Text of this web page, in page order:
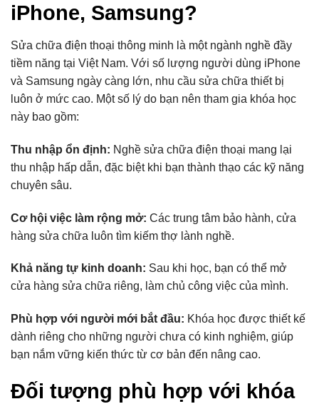
iPhone, Samsung?
Sửa chữa điện thoại thông minh là một ngành nghề đầy
tiềm năng tại Việt Nam. Với số lượng người dùng iPhone
và Samsung ngày càng lớn, nhu cầu sửa chữa thiết bị
luôn ở mức cao. Một số lý do bạn nên tham gia khóa học
này bao gồm:
Thu nhập ổn định: Nghề sửa chữa điện thoại mang lại
thu nhập hấp dẫn, đặc biệt khi bạn thành thạo các kỹ năng
chuyên sâu.
Cơ hội việc làm rộng mở: Các trung tâm bảo hành, cửa
hàng sửa chữa luôn tìm kiếm thợ lành nghề.
Khả năng tự kinh doanh: Sau khi học, bạn có thể mở
cửa hàng sửa chữa riêng, làm chủ công việc của mình.
Phù hợp với người mới bắt đầu: Khóa học được thiết kế
dành riêng cho những người chưa có kinh nghiệm, giúp
bạn nắm vững kiến thức từ cơ bản đến nâng cao.
Đối tượng phù hợp với khóa